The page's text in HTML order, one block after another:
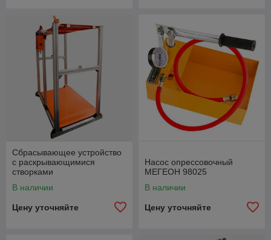
Сбрасывающее устройство
с раскрывающимися
створками
В наличии
Цену уточняйте
Насос опрессовочный
МЕГЕОН 98025
В наличии
Цену уточняйте